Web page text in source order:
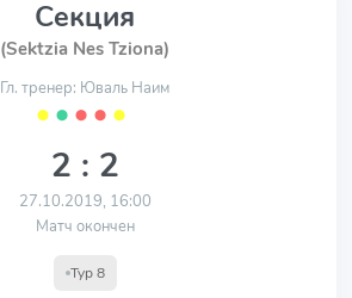
Секция
(Sektzia Nes Tziona)
Гл. тренер: Юваль Наим
⬤ ⬤ ⬤ ⬤ ⬤
2 : 2
27.10.2019, 16:00
Матч окончен
Тур 8